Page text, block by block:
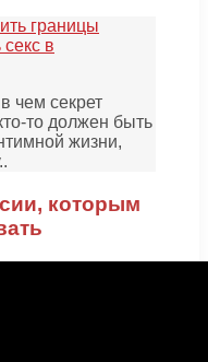
границы
в
чем секрет
то должен быть
жизни,
которым